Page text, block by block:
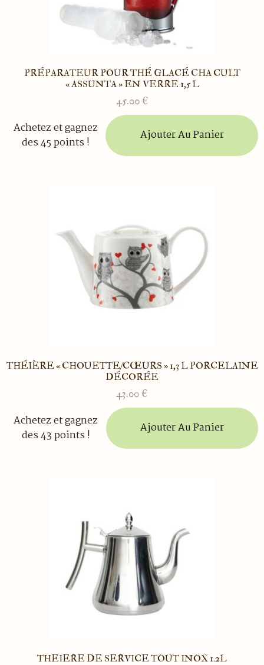
PRÉPARATEUR POUR THÉ GLACÉ CHA CULT
« ASSUNTA » EN VERRE 1,5 L
45.00 €
Achetez et gagnez
des 45 points !
Ajouter Au Panier
THÉIÈRE « CHOUETTE/CŒURS » 1,3 L PORCELAINE
DÉCORÉE
43.00 €
Achetez et gagnez
des 43 points !
Ajouter Au Panier
THEIERE DE SERVICE TOUT INOX 1.2L